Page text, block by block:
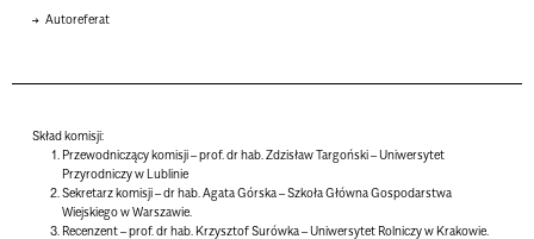
Autoreferat
Skład komisji:
Przewodniczący komisji – prof. dr hab. Zdzisław Targoński – Uniwersytet
Przyrodniczy w Lublinie
Sekretarz komisji – dr hab. Agata Górska – Szkoła Główna Gospodarstwa
Wiejskiego w Warszawie.
Recenzent – prof. dr hab. Krzysztof Surówka – Uniwersytet Rolniczy w Krakowie.